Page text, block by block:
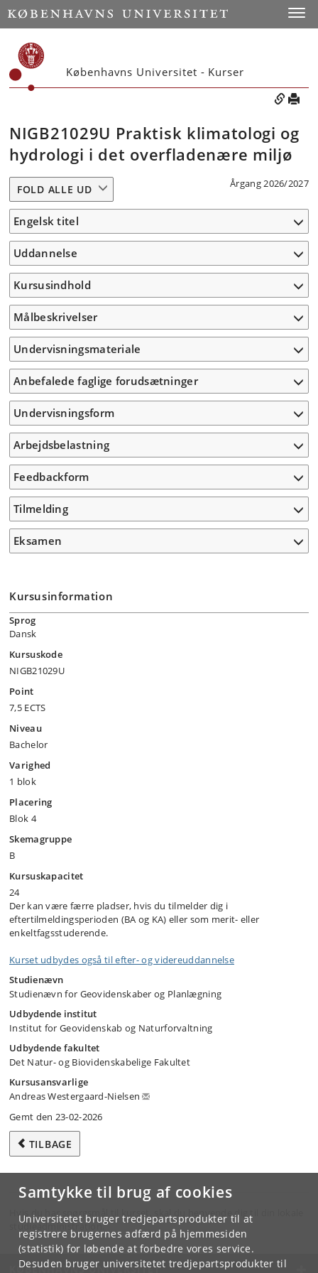
Samtykke til brug af cookies
Universitetet bruger tredjepartsprodukter til at
registrere brugernes adfærd på hjemmesiden
(statistik) for løbende at forbedre vores service.
Desuden bruger universitetet tredjepartsprodukter til
Københavns Universitet - Kurser
NIGB21029U Praktisk klimatologi og
hydrologi i det overfladenære miljø
Årgang 2026/2027
FOLD ALLE UD
Engelsk titel
Uddannelse
Kursusindhold
Målbeskrivelser
Undervisningsmateriale
Anbefalede faglige forudsætninger
Undervisningsform
Arbejdsbelastning
Feedbackform
Tilmelding
Eksamen
Kursusinformation
Sprog
Dansk
Kursuskode
NIGB21029U
Point
7,5 ECTS
Niveau
Bachelor
Varighed
1 blok
Placering
Blok 4
Skemagruppe
B
Kursuskapacitet
24
Der kan være færre pladser, hvis du tilmelder dig i
eftertilmeldingsperioden (BA og KA) eller som merit- eller
enkeltfagsstuderende.
Kurset udbydes også til efter- og videreuddannelse
Studienævn
Studienævn for Geovidenskaber og Planlægning
Udbydende institut
Institut for Geovidenskab og Naturforvaltning
Udbydende fakultet
Det Natur- og Biovidenskabelige Fakultet
Kursusansvarlige
Andreas Westergaard-Nielsen
Gemt den 23-02-2026
TILBAGE
Hvis du har spørgsmål til kurset, skal du henvende dig til din lokale
studieadministration.
KØBENHAVNS UNIVERSITET